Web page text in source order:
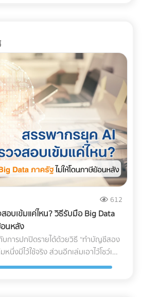
ก, สินค้า E-Commerce, การย้าย
กระจายสินค้าเข้าสู่ตัวเมืองที่ซอย
งรับน้ำหนักได้ประมาณ 5-7 ตัน ความ
ตร สามารถจัดเรียงสินค้าบนพาเลท
ยกขึ้นได้อย่างเป็นระบบ ✅ สินค้าที่ตอบ
ลาง, เครื่องใช้ไฟฟ้าขนาดใหญ่, ยาง
ป, หรือการขนย้ายเครื่องจักรโรงงาน
แข็งแกร่ง บรรทุกน้ำหนักได้สูงสุด
ำหนด) วิ่งทำความเร็วทางไกลข้าม
าที่ตอบโจทย์: สินค้าเกษตรกรรมล็อต
วัสดุก่อสร้างหนัก (เหล็กเส้น,
รรมหนัก, และเครื่องจักรขนาดใหญ่ 4.
(Cold Chain Truck) รถที่ออกแบบมา
มเย็น สามารถปรับอุณหภูมิได้ตั้งแต่
นถึงแช่แข็ง (Frozen) เพื่อรักษาความ
นค้าตลอดเส้นทาง ✅ สินค้าที่ตอบ
สัตว์สด, ผักผลไม้ส่งออก, ยารักษาโรค,
นิดที่ไวต่อความร้อน 5. รถหัวลาก
จะพาเจาะลึกรูปแบบ Layout คลัง
มนิยมมากที่สุดในระดับสากล เพื่อให้คุณ
นที่จะช่วยรีดประสิทธิภาพการทำงาน
บ Layout คลัง
ตาย" ? ก่อนจะไปดูรูปแบบ เราต้อง
องการจัด Layout ที่ดีคือการสร้าง
ตั้งแต่ของมาส่ง (Receiving) ไปจนถึง
การออกแบบที่ดีจะช่วยคุณแก้
(Bottleneck): รถโฟล์คลิฟต์และ
อวิ่งสวนทางกันในทางเดินแคบๆ เพิ่ม
จ่าย (Picking Speed): สินค้าขายดีอยู่
ยู่ไกล ช่วยลดระยะเวลาการเดินหาของ
ติเหตุระหว่างเครื่องจักรและมนุษย์
คลังสินค้ายอดฮิต การเลือกรูปแบบผัง
ทรงของอาคาร ลักษณะสินค้า และ
ป็นหลัก ดังนี้ครับ: 1. รูปแบบตัว
นี่คือรูปแบบที่ได้รับความนิยม "สูงที่สุด"
คือจุดรับสินค้าเข้า (Receiving) และจุด
จะอยู่ฝั่งเดียวกันของอาคาร โดย
ป็นรูปตัว U ตั้งแต่การรับของ เก็บเข้าชั้น
612
อบเข้มแค่ไหน? วิธีรับมือ Big Data
นหลัง
การปกปิดรายได้ด้วยวิธี “ทำบัญชีสอง
นึ่งมีไว้ใช้จริง ส่วนอีกเล่มเอาไว้โชว์เพื่อ
จุบันวิธีนี้ทำได้ยากขึ้นมากในยุคที่กรม